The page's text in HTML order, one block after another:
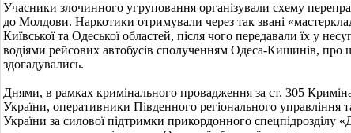
Учасники злочинного угруповання організували схему
до Молдови. Наркотики отримували через так звані
Київської та Одеської областей, після чого передавали їх у
водіями рейсових автобусів сполученням Одеса-Кишинів, про
здогадувались.
Днями, в рамках кримінального провадження за ст. 305
України, оперативники Південного регіонального управління
України за силової підтримки прикордонного спецпідрозділу